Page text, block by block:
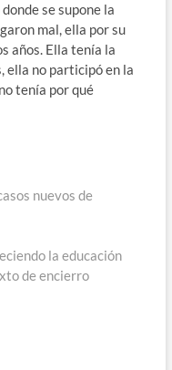
se supone la
mal, ella por su
años. Ella tenía la
ella no participó en la
tenía por qué
nuevos de
la educación
de encierro